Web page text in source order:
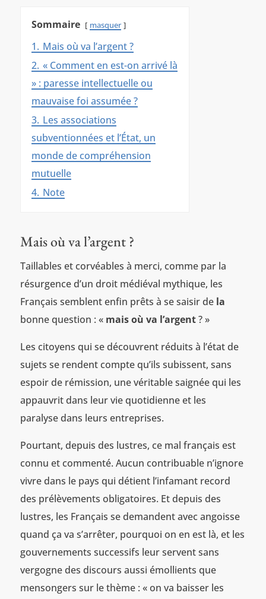
Sommaire masquer
1. Mais où va l’argent ?
2. « Comment en est-on arrivé là
» : paresse intellectuelle ou
mauvaise foi assumée ?
3. Les associations
subventionnées et l’État, un
monde de compréhension
mutuelle
4. Note
Mais où va l’argent ?
Taillables et corvéables à merci, comme par la
résurgence d’un droit médiéval mythique, les
Français semblent enfin prêts à se saisir de la
bonne question : « mais où va l’argent? »
Les citoyens qui se découvrent réduits à l’état de
sujets se rendent compte qu’ils subissent, sans
espoir de rémission, une véritable saignée qui les
appauvrit dans leur vie quotidienne et les
paralyse dans leurs entreprises.
Pourtant, depuis des lustres, ce mal français est
connu et commenté. Aucun contribuable n’ignore
vivre dans le pays qui détient l’infamant record
des prélèvements obligatoires. Et depuis des
lustres, les Français se demandent avec angoisse
quand ça va s’arrêter, pourquoi on en est là, et les
gouvernements successifs leur servent sans
vergogne des discours aussi émollients que
mensongers sur le thème : « on va baisser les